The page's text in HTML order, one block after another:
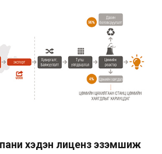
хэдэн лиценз эзэмшиж